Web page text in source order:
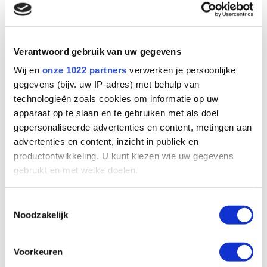
Verantwoord gebruik van uw gegevens
Wij en onze 1022 partners verwerken je persoonlijke
gegevens (bijv. uw IP-adres) met behulp van
technologieën zoals cookies om informatie op uw
apparaat op te slaan en te gebruiken met als doel
gepersonaliseerde advertenties en content, metingen aan
advertenties en content, inzicht in publiek en
productontwikkeling. U kunt kiezen wie uw gegevens
gebruikt en met welke doelen.
Informatie verzamelen over uw geografische
Uw apparaat identificeren door het actief te
scannen op specifieke eigenschappen (fingerprinting)
Noodzakelijk
Voorkeuren
Levensmiddelen- & procesindustrie - Coöperatie
Maritiem - Onze bijdrage aan
zoetwateropwekkingssystemen voor superjachten
Intensieve veehouderij - UV-desinfectorskid
Support
Kenniscentrum
Actueel
Contact